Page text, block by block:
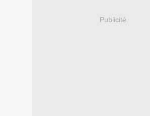
Publicité